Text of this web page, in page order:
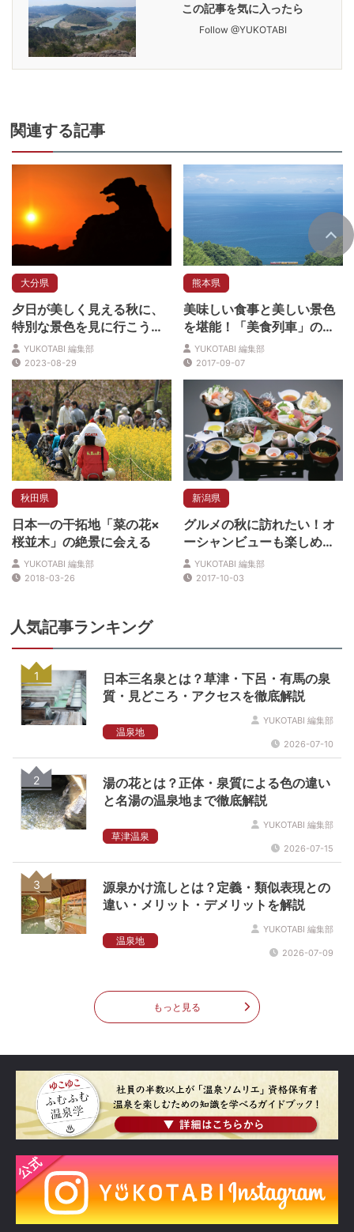
この記事を気に入ったら
Follow @YUKOTABI
関連する記事
大分県
夕日が美しく見える秋に、
特別な景色を見に行こう！
おすすめの夕日絶景スポッ
ト5選
YUKOTABI 編集部
2023-08-29
熊本県
美味しい食事と美しい景色
を堪能！「美食列車」の旅
はいかが？
YUKOTABI 編集部
2017-09-07
秋田県
日本一の干拓地「菜の花×
桜並木」の絶景に会える
YUKOTABI 編集部
2018-03-26
新潟県
グルメの秋に訪れたい！オ
ーシャンビューも楽しめ
る、料理自慢の東北の宿
YUKOTABI 編集部
2017-10-03
人気記事ランキング
1
日本三名泉とは？草津・下呂・有馬の泉
質・見どころ・アクセスを徹底解説
温泉地
YUKOTABI 編集部
2026-07-10
2
湯の花とは？正体・泉質による色の違い
と名湯の温泉地まで徹底解説
草津温泉
YUKOTABI 編集部
2026-07-15
3
源泉かけ流しとは？定義・類似表現との
違い・メリット・デメリットを解説
温泉地
YUKOTABI 編集部
2026-07-09
もっと見る